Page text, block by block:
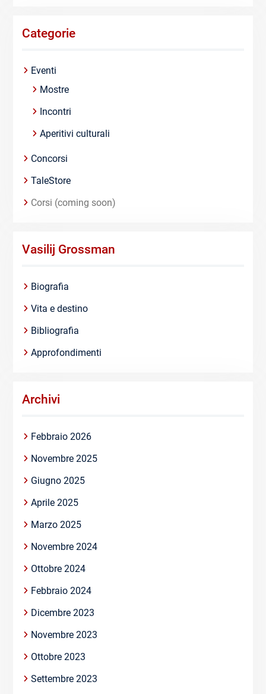
Categorie
Eventi
Mostre
Incontri
Aperitivi culturali
Concorsi
TaleStore
Corsi (coming soon)
Vasilij Grossman
Biografia
Vita e destino
Bibliografia
Approfondimenti
Archivi
Febbraio 2026
Novembre 2025
Giugno 2025
Aprile 2025
Marzo 2025
Novembre 2024
Ottobre 2024
Febbraio 2024
Dicembre 2023
Novembre 2023
Ottobre 2023
Settembre 2023